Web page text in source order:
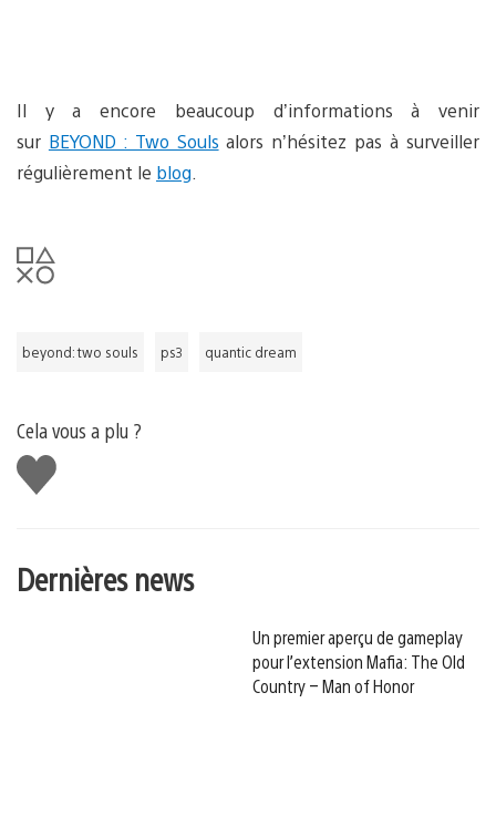
Il y a encore beaucoup d’informations à venir
sur BEYOND : Two Souls alors n’hésitez pas à surveiller
régulièrement le blog
beyond: two souls ps3 quantic dream
Cela vous a plu ?
J'aime
Dernières news
Un premier aperçu de gameplay
pour l’extension Mafia: The Old
Country – Man of Honor